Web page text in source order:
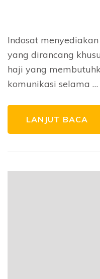
Indosat
yang dirancang
haji yang
komunikasi selama …
LANJUT BACA